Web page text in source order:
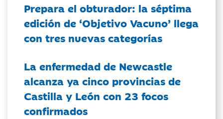
Prepara el obturador: la séptima
edición de ‘Objetivo Vacuno’ llega
con tres nuevas categorías
La enfermedad de Newcastle
alcanza ya cinco provincias de
Castilla y León con 23 focos
confirmados